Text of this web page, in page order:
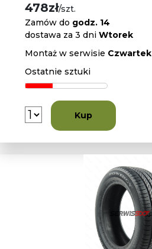
478zł/szt.
Zamów do godz. 14
dostawa za 3 dniWtorek
Montaż w serwisie Czwartek
Ostatnie sztuki
Kup